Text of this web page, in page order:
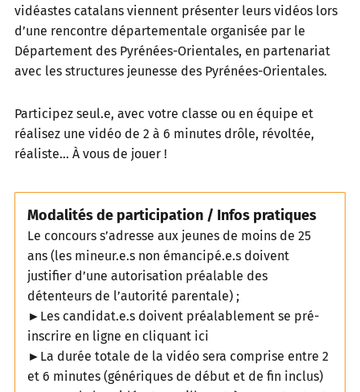
vidéastes catalans viennent présenter leurs vidéos lors
d’une rencontre départementale organisée par le
Département des Pyrénées-Orientales, en partenariat
avec les structures jeunesse des Pyrénées-Orientales.
Participez seul.e, avec votre classe ou en équipe et
réalisez une vidéo de 2 à 6 minutes drôle, révoltée,
réaliste… À vous de jouer !
Modalités de participation / Infos pratiques
Le concours s’adresse aux jeunes de moins de 25
ans (les mineur.e.s non émancipé.e.s doivent
justifier d’une autorisation préalable des
détenteurs de l’autorité parentale) ;
►Les candidat.e.s doivent préalablement se pré-
inscrire en ligne en cliquant ici
►La durée totale de la vidéo sera comprise entre 2
et 6 minutes (génériques de début et de fin inclus)